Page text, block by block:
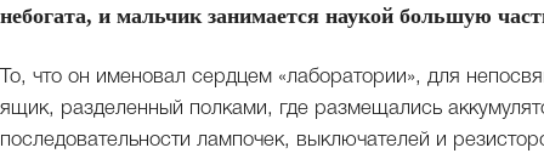
небогата, и мальчик занимается наукой большую
То, что он именовал сердцем «лаборатории», для
ящик, разделенный полками, где размещались
последовательности лампочек, выключателей и